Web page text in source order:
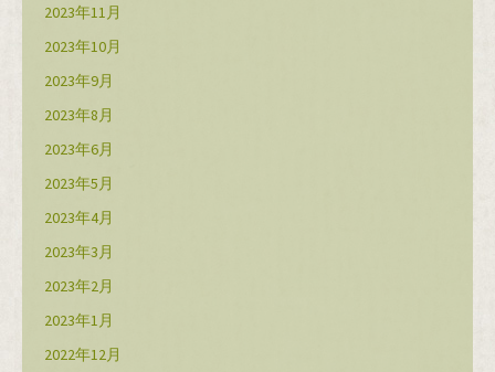
2023年11月
2023年10月
2023年9月
2023年8月
2023年6月
2023年5月
2023年4月
2023年3月
2023年2月
2023年1月
2022年12月